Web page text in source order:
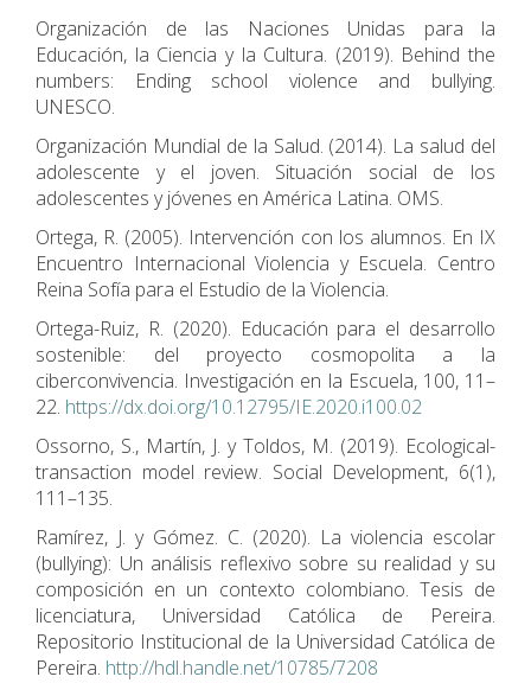
Organización de las Naciones Unidas para la
Educación, la Ciencia y la Cultura. (2019). Behind the
numbers: Ending school violence and bullying.
UNESCO.
Organización Mundial de la Salud. (2014). La salud del
adolescente y el joven. Situación social de los
adolescentes y jóvenes en América Latina. OMS.
Ortega, R. (2005). Intervención con los alumnos. En IX
Encuentro Internacional Violencia y Escuela. Centro
Reina Sofía para el Estudio de la Violencia.
Ortega-Ruiz, R. (2020). Educación para el desarrollo
sostenible: del proyecto cosmopolita a la
ciberconvivencia. Investigación en la Escuela, 100, 11–
22. https://dx.doi.org/10.12795/IE.2020.i100.02
Ossorno, S., Martín, J. y Toldos, M. (2019). Ecological-
transaction model review. Social Development, 6(1),
111–135.
Ramírez, J. y Gómez. C. (2020). La violencia escolar
(bullying): Un análisis reflexivo sobre su realidad y su
composición en un contexto colombiano. Tesis de
licenciatura, Universidad Católica de Pereira.
Repositorio Institucional de la Universidad Católica de
Pereira. http://hdl.handle.net/10785/7208